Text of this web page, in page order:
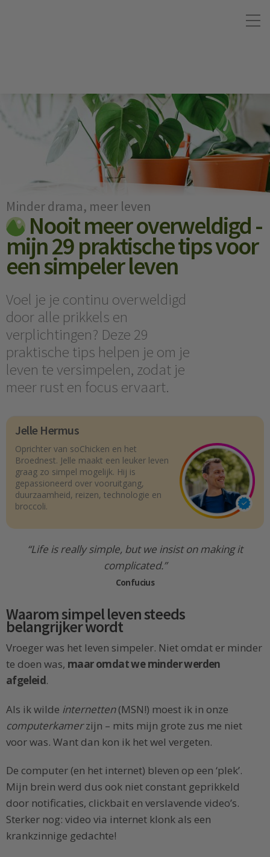
Minder drama, meer leven
Nooit meer overweldigd -
mijn 29 praktische tips voor
een simpeler leven
Voel je je continu overweldigd
door alle prikkels en
verplichtingen? Deze 29
praktische tips helpen je om je
leven te versimpelen, zodat je
meer rust en focus ervaart.
Jelle Hermus
Oprichter van soChicken en het
Broednest. Jelle maakt een leuker leven
graag zo simpel mogelijk. Hij is
gepassioneerd over vooruitgang,
duurzaamheid, reizen, technologie en
broccoli.
“Life is really simple, but we insist on making it
complicated.”
Confucius
Waarom simpel leven steeds
belangrijker wordt
Vroeger was het leven simpeler. Niet omdat er minder
te doen was, maar omdat we minder werden
afgeleid.
Als ik wilde internetten(MSN!) moest ik in onze
computerkamerzijn – mits mijn grote zus me niet
voor was. Want dan kon ik het wel vergeten.
De computer (en het internet) bleven op een ‘plek’.
Mijn brein werd dus ook niet constant geprikkeld
door notificaties, clickbait en verslavende video’s.
Sterker nog: video via internet klonk als een
krankzinnige gedachte!